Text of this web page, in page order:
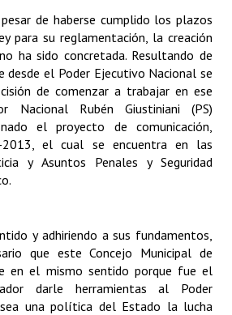
Registro
Huellas - Registro
Registro
de haberse cumplido los plazos
para su reglamentación, la creación
ha sido concretada. Resultando de
desde el Poder Ejecutivo Nacional se
de comenzar a trabajar en ese
Nacional Rubén Giustiniani (PS)
el proyecto de comunicación,
2013, el cual se encuentra en las
y Asuntos Penales y Seguridad
y adhiriendo a sus fundamentos,
que este Concejo Municipal de
en el mismo sentido porque fue el
darle herramientas al Poder
una política del Estado la lucha